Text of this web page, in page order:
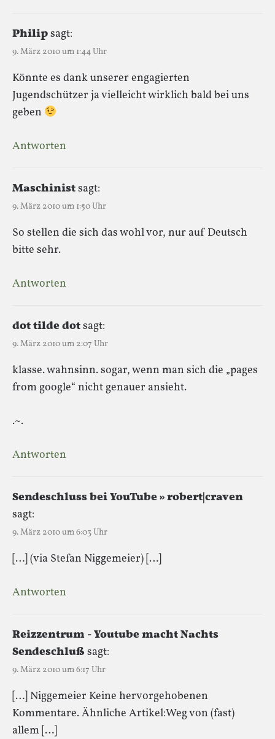
Philipsagt:
9. März 2010 um 1:44 Uhr
Könnte es dank unserer engagierten
Jugendschützer ja vielleicht wirklich bald bei uns
geben
Antworten
Maschinistsagt:
9. März 2010 um 1:50 Uhr
So stellen die sich das wohl vor, nur auf Deutsch
bitte sehr.
Antworten
dot tilde dotsagt:
9. März 2010 um 2:07 Uhr
klasse. wahnsinn. sogar, wenn man sich die „pages
from google“ nicht genauer ansieht.
.~.
Antworten
Sendeschluss bei YouTube » robert|craven
sagt:
9. März 2010 um 6:03 Uhr
[…] (via Stefan Niggemeier) […]
Antworten
Reizzentrum - Youtube macht Nachts
Sendeschlußsagt:
9. März 2010 um 6:17 Uhr
[…] Niggemeier Keine hervorgehobenen
Kommentare. Ähnliche Artikel:Weg von (fast)
allem […]